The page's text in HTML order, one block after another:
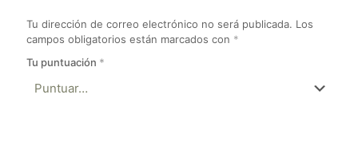
Tu dirección de correo electrónico no será publicada. Los
campos obligatorios están marcados con *
Tu puntuación *